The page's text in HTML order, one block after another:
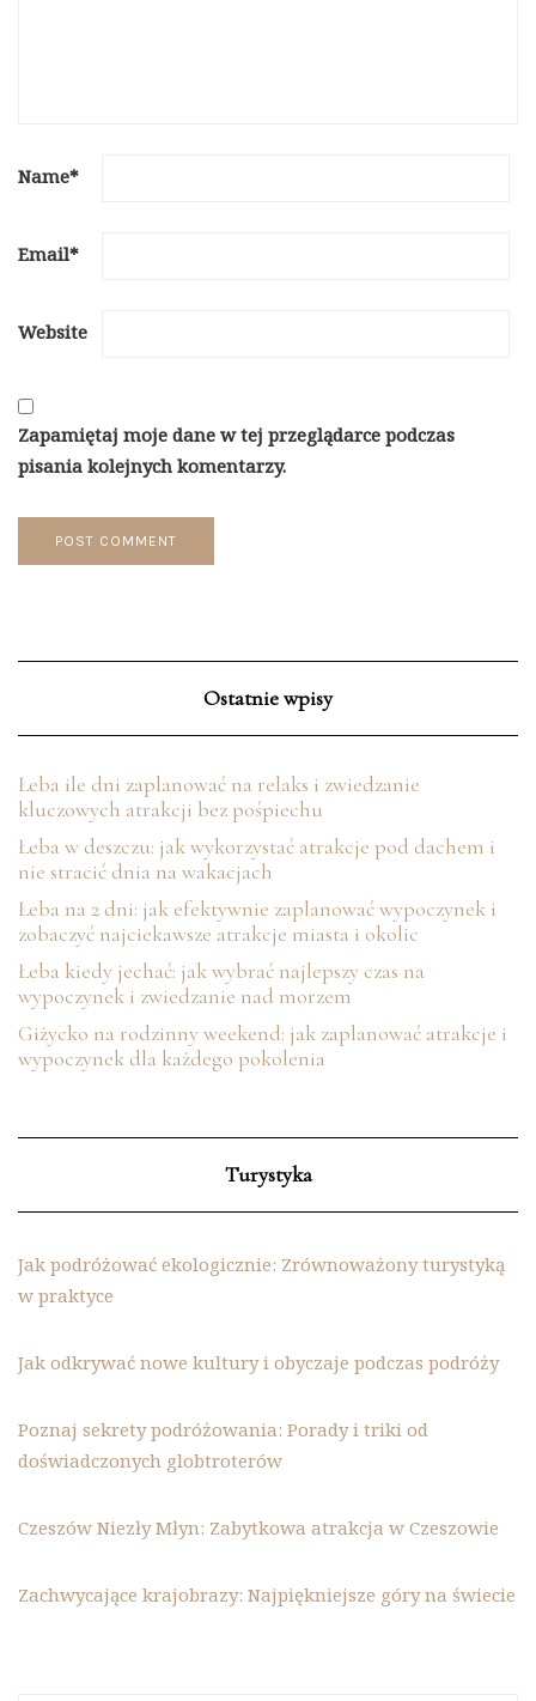
Name*
Email*
Website
Zapamiętaj moje dane w tej przeglądarce podczas
pisania kolejnych komentarzy.
Ostatnie wpisy
Łeba ile dni zaplanować na relaks i zwiedzanie
kluczowych atrakcji bez pośpiechu
Łeba w deszczu: jak wykorzystać atrakcje pod dachem i
nie stracić dnia na wakacjach
Łeba na 2 dni: jak efektywnie zaplanować wypoczynek i
zobaczyć najciekawsze atrakcje miasta i okolic
Łeba kiedy jechać: jak wybrać najlepszy czas na
wypoczynek i zwiedzanie nad morzem
Giżycko na rodzinny weekend: jak zaplanować atrakcje i
wypoczynek dla każdego pokolenia
Turystyka
Jak podróżować ekologicznie: Zrównoważony turystyką
w praktyce
Jak odkrywać nowe kultury i obyczaje podczas podróży
Poznaj sekrety podróżowania: Porady i triki od
doświadczonych globtroterów
Czeszów Niezły Młyn: Zabytkowa atrakcja w Czeszowie
Zachwycające krajobrazy: Najpiękniejsze góry na świecie